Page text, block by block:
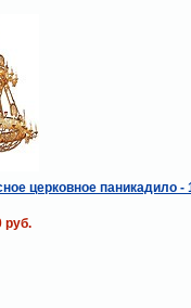
церковное паникадило -
руб.